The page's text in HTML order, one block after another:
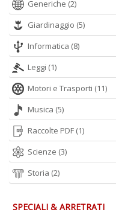
Generiche (2)
Giardinaggio (5)
Informatica (8)
Leggi (1)
Motori e Trasporti (11)
Musica (5)
Raccolte PDF (1)
Scienze (3)
Storia (2)
SPECIALI & ARRETRATI